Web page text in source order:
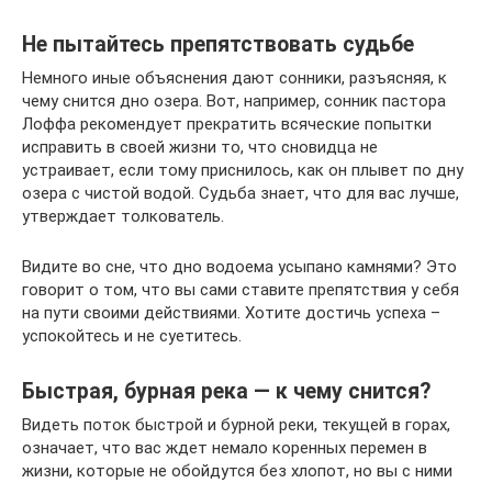
Не пытайтесь препятствовать судьбе
Немного иные объяснения дают сонники, разъясняя, к
чему снится дно озера. Вот, например, сонник пастора
Лоффа рекомендует прекратить всяческие попытки
исправить в своей жизни то, что сновидца не
устраивает, если тому приснилось, как он плывет по дну
озера с чистой водой. Судьба знает, что для вас лучше,
утверждает толкователь.
Видите во сне, что дно водоема усыпано камнями? Это
говорит о том, что вы сами ставите препятствия у себя
на пути своими действиями. Хотите достичь успеха –
успокойтесь и не суетитесь.
Быстрая, бурная река — к чему снится?
Видеть поток быстрой и бурной реки, текущей в горах,
означает, что вас ждет немало коренных перемен в
жизни, которые не обойдутся без хлопот, но вы с ними